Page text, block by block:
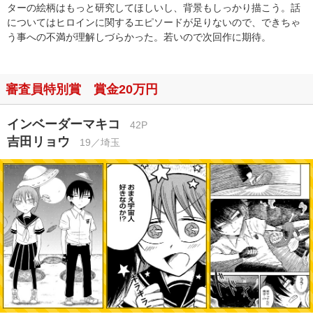
ターの絵柄はもっと研究してほしいし、背景もしっかり描こう。話
についてはヒロインに関するエピソードが足りないので、できちゃ
う事への不満が理解しづらかった。若いので次回作に期待。
審査員特別賞 賞金20万円
インベーダーマキコ 42P
吉田リョウ 19／埼玉